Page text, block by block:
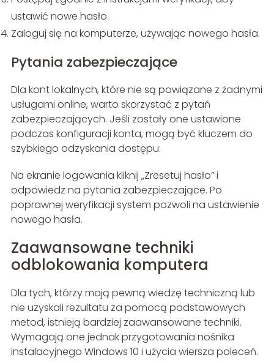
ustawić nowe hasło.
Zaloguj się na komputerze, używając nowego hasła.
Pytania zabezpieczające
Dla kont lokalnych, które nie są powiązane z żadnymi
usługami online, warto skorzystać z pytań
zabezpieczających. Jeśli zostały one ustawione
podczas konfiguracji konta, mogą być kluczem do
szybkiego odzyskania dostępu:
Na ekranie logowania kliknij „Zresetuj hasło” i
odpowiedz na pytania zabezpieczające. Po
poprawnej weryfikacji system pozwoli na ustawienie
nowego hasła.
Zaawansowane techniki
odblokowania komputera
Dla tych, którzy mają pewną wiedzę techniczną lub
nie uzyskali rezultatu za pomocą podstawowych
metod, istnieją bardziej zaawansowane techniki.
Wymagają one jednak przygotowania nośnika
instalacyjnego Windows 10 i użycia wiersza poleceń.